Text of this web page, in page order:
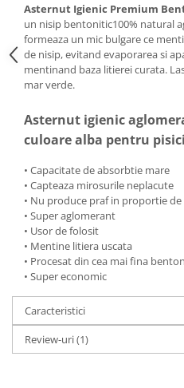
Asternut Igienic Premium
un nisip bentonitic100% natural
formeaza un mic bulgare ce
de nisip, evitand evaporarea si
mentinand baza litierei curata.
mar verde.
Asternut igienic
culoare alba pentru pisici
• Capacitate de absorbtie mare
• Capteaza mirosurile neplacute
• Nu produce praf in proportie de
• Super aglomerant
• Usor de folosit
• Mentine litiera uscata
• Procesat din cea mai fina
• Super economic
Caracteristici
Review-uri(1)